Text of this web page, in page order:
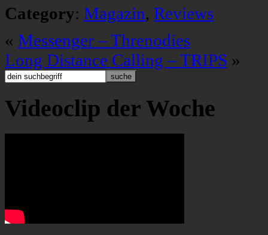
Category: Magazin, Reviews
« Messenger – Threnodies
Long Distance Calling – TRIPS »
Videoclip der Woche